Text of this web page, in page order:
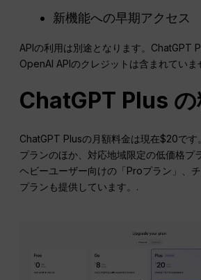
新機能への早期アクセス
APIの利用は別途となります。ChatGPT
OpenAI APIのクレジットは含まれていま
ChatGPT Plus
ChatGPT Plusの月額料金は現在$20で
プランのほか、対応地域限定の低価格プ
ヘビーユーザー向けの「Proプラン」、
プランも提供しています。.